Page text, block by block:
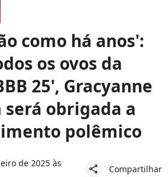
como há anos':
os ovos da
25', Gracyanne
será obrigada a
polêmico
de 2025 às
share Compartilhar